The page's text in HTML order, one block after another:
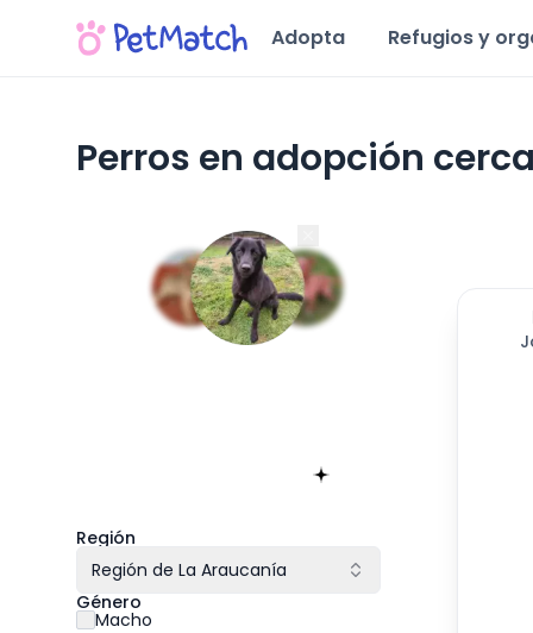
Adopta Refugios y
Perros en adopción
Región de La Araucanía
Región
Región de La Araucanía
Género
Macho